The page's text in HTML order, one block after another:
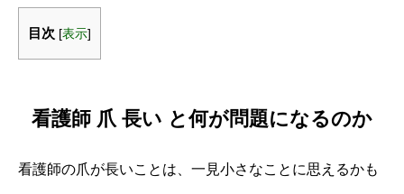
目次 [表示]
看護師 爪 長い と何が問題になるのか
看護師の爪が長いことは、一見小さなことに思えるかも